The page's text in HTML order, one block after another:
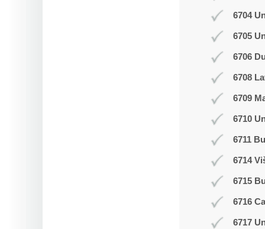
6704
6705
6706
6708
6709
6710
6711
6714
6715
6716
6717